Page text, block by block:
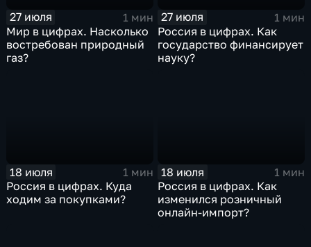
27 июля
1 мин
Мир в цифрах. Насколько
востребован природный
газ?
27 июля
1 мин
Россия в цифрах. Как
государство финансирует
науку?
18 июля
1 мин
Россия в цифрах. Куда
ходим за покупками?
18 июля
1 мин
Россия в цифрах. Как
изменился розничный
онлайн-импорт?